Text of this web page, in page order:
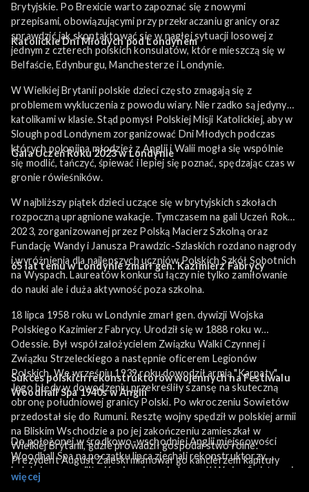
Brytyjskie. Po Brexicie warto zapoznać się z nowymi
przepisami, obowiązującymi przy przekraczaniu granicy oraz
sprawdzić jak skontaktować się w nagłej sytuacji losowej z
jednym z czterech polskich konsulatów, które mieszczą się w
Belfaście, Edynburgu, Manchesterze i Londynie.
Katolickie Dni Młodych pod Londynem
W Wielkiej Brytanii polskie dzieci często zmagają się z
problemem wykluczenia z powodu wiary. Nie rzadko są jedynymi
katolikami w klasie. Stąd pomysł Polskiej Misji Katolickiej, aby w
Slough pod Londynem zorganizować Dni Młodych podczas
których polonijna młodzież z Anglii i Walii mogła się wspólnie
się modlić, tańczyć, śpiewać i lepiej się poznać, spędzając czas w
gronie rówieśników.
Gala Uczeń Roku 2023 w Londynie
W najbliższy piątek dzieci uczące się w brytyjskich szkołach
rozpoczną upragnione wakacje. Tymczasem na gali Uczeń Roku
2023, zorganizowanej przez Polską Macierz Szkolną oraz
Fundację Wandy i Janusza Prawdzic-Szlaskich rozdano nagrody
i wyróżnienia dla najlepszych uczniów Polskich Szkół Sobotnich
na Wyspach. Laureatów konkursu łączy nie tylko zamiłowanie
do nauki ale i duża aktywność poza szkolna.
65 lat temu w Londynie zmarł gen. Kazimierz Fabrycy
18 lipca 1958 roku w Londynie zmarł gen. dywizji Wojska
Polskiego Kazimierz Fabrycy. Urodził się w 1888 roku w
Odessie. Był współzałożycielem Związku Walki Czynnej i
Związku Strzeleckiego a następnie oficerem Legionów
Polskich. We wrześniu 1939 roku dowodził armią "Karpaty".
Jego błędy w dowodzeniu przekreśliły szansę na skuteczną
obronę południowej granicy Polski. Po wkroczeniu Sowietów
przedostał się do Rumuni. Resztę wojny spędził w polskiej armii
na Bliskim Wschodzie a po jej zakończeniu zamieszkał w
Wielkiej Brytanii, gdzie prowadził gospodarstwo rolne.
Prezydent August Zaleski mianował go kanclerzem kapituły
Orderu Odrodzenia Polski. Po śmierci spoczął na cmentarzu
Sukces polskich rekonstruktorów wojennych na Festiwalu
Woodhall Spa1940s w Anglii
Do położonej w środkowo-wschodniej Anglii miejscowości
Woodhall Spa na początku lipca zjechali rekonstruktorzy,
kolekcjonerzy militariów i pasjonaci okresu II Wojny Światowej.
To największa na Wyspach Brytyjskich impreza tego typu, którą
więcej